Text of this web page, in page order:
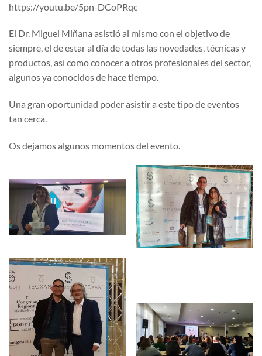
https://youtu.be/5pn-DCoPRqc
El Dr. Miguel Miñana asistió al mismo con el objetivo de
siempre, el de estar al día de todas las novedades, técnicas y
productos, así como conocer a otros profesionales del sector,
algunos ya conocidos de hace tiempo.
Una gran oportunidad poder asistir a este tipo de eventos
tan cerca.
Os dejamos algunos momentos del evento.